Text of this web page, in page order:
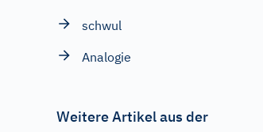
schwul
Analogie
Weitere Artikel aus der